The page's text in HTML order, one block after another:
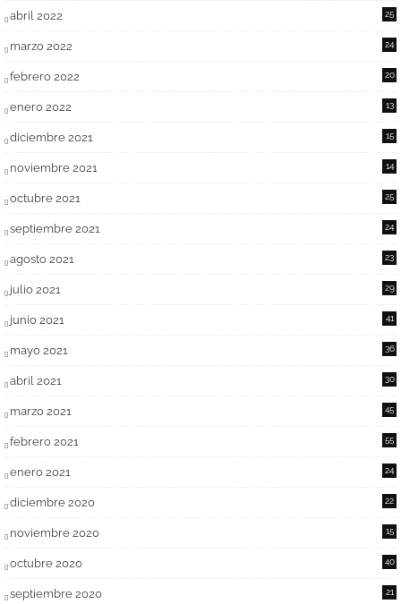
abril 2022 25
marzo 2022 24
febrero 2022 20
enero 2022 13
diciembre 2021 15
noviembre 2021 14
octubre 2021 25
septiembre 2021 24
agosto 2021 23
julio 2021 29
junio 2021 41
mayo 2021 36
abril 2021 30
marzo 2021 45
febrero 2021 55
enero 2021 24
diciembre 2020 22
noviembre 2020 15
octubre 2020 40
septiembre 2020 21